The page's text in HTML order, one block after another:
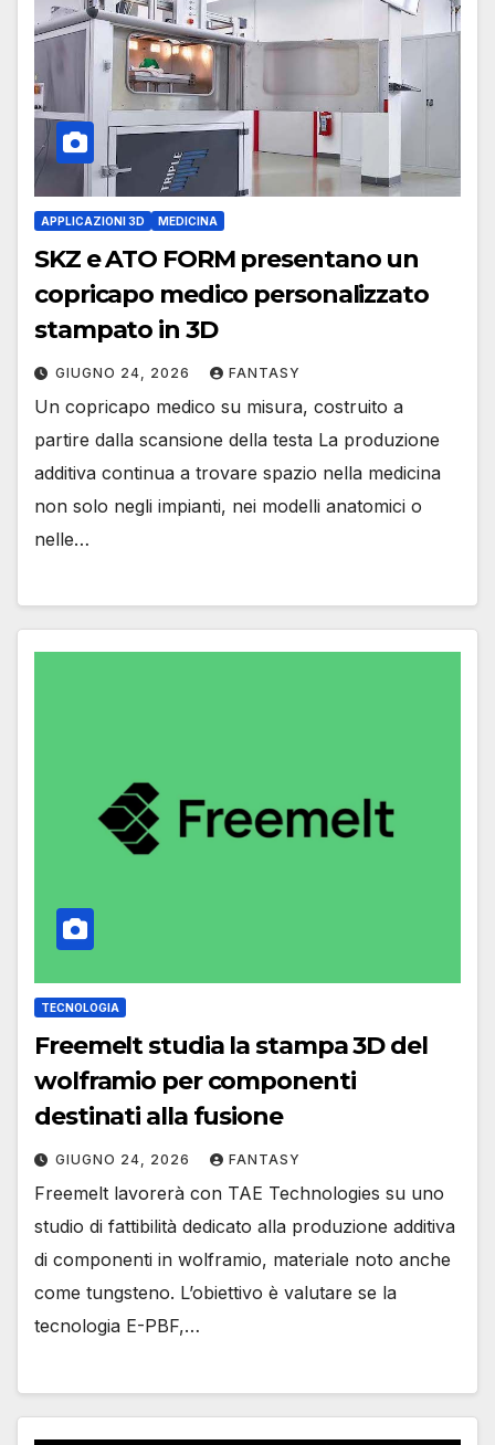
APPLICAZIONI 3D MEDICINA
SKZ e ATO FORM presentano un
copricapo medico personalizzato
stampato in 3D
GIUGNO 24, 2026 FANTASY
Un copricapo medico su misura, costruito a
partire dalla scansione della testa La produzione
additiva continua a trovare spazio nella medicina
non solo negli impianti, nei modelli anatomici o
nelle…
TECNOLOGIA
Freemelt studia la stampa 3D del
wolframio per componenti
destinati alla fusione
GIUGNO 24, 2026 FANTASY
Freemelt lavorerà con TAE Technologies su uno
studio di fattibilità dedicato alla produzione additiva
di componenti in wolframio, materiale noto anche
come tungsteno. L’obiettivo è valutare se la
tecnologia E-PBF,…